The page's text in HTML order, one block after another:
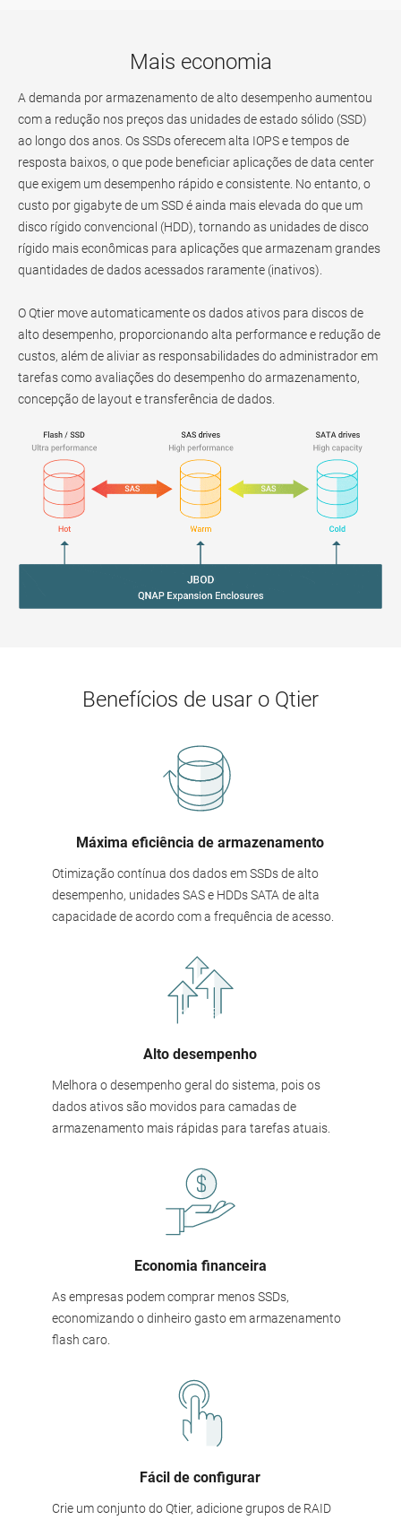
Mais economia
A demanda por armazenamento de alto desempenho aumentou
com a redução nos preços das unidades de estado sólido (SSD)
ao longo dos anos. Os SSDs oferecem alta IOPS e tempos de
resposta baixos, o que pode beneficiar aplicações de data center
que exigem um desempenho rápido e consistente. No entanto, o
custo por gigabyte de um SSD é ainda mais elevada do que um
disco rígido convencional (HDD), tornando as unidades de disco
rígido mais econômicas para aplicações que armazenam grandes
quantidades de dados acessados raramente (inativos).
O Qtier move automaticamente os dados ativos para discos de
alto desempenho, proporcionando alta performance e redução de
custos, além de aliviar as responsabilidades do administrador em
tarefas como avaliações do desempenho do armazenamento,
concepção de layout e transferência de dados.
Benefícios de usar o Qtier
Máxima eficiência de armazenamento
Otimização contínua dos dados em SSDs de alto
desempenho, unidades SAS e HDDs SATA de alta
capacidade de acordo com a frequência de acesso.
Alto desempenho
Melhora o desempenho geral do sistema, pois os
dados ativos são movidos para camadas de
armazenamento mais rápidas para tarefas atuais.
Economia financeira
As empresas podem comprar menos SSDs,
economizando o dinheiro gasto em armazenamento
flash caro.
Fácil de configurar
Crie um conjunto do Qtier, adicione grupos de RAID